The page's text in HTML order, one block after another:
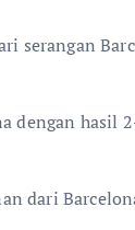
dengan
dari